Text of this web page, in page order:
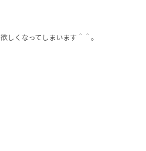
くなってしまいます＾＾。